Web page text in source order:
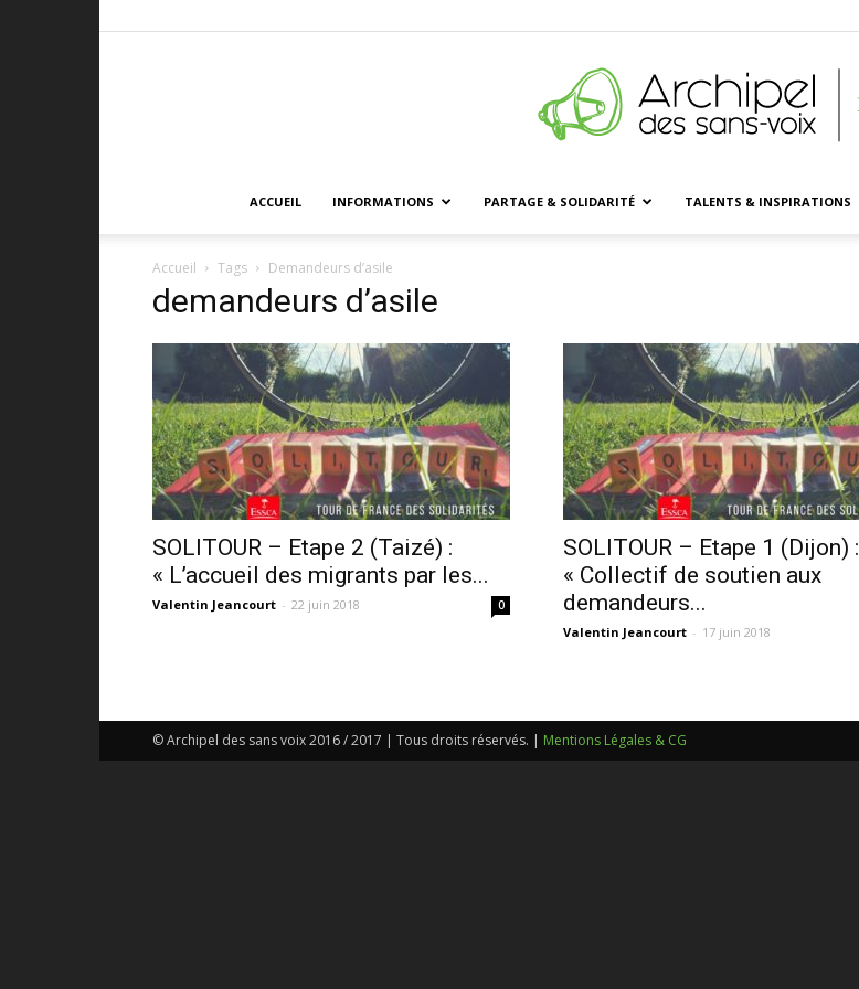
des
sans-
ACCUEIL INFORMATIONS PARTAGE & SOLIDARITÉ TALENTS & INSPIRATIONS
Accueil Tags Demandeurs d’asile
demandeurs d’asile
SOLITOUR – Etape 2 (Taizé) :
« L’accueil des migrants par les...
Valentin Jeancourt - 22 juin 2018 0
SOLITOUR – Etape 1 (Dijon) :
« Collectif de soutien aux
demandeurs...
Valentin Jeancourt - 17 juin 2018
© Archipel des sans voix 2016 / 2017 | Tous droits réservés. | Mentions Légales & CG